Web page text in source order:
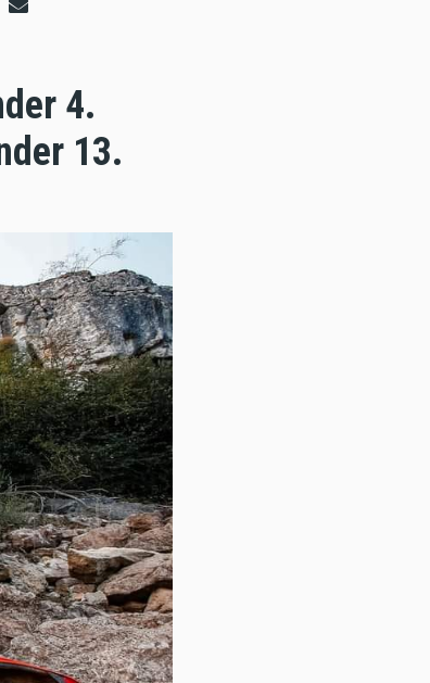
4.
13.